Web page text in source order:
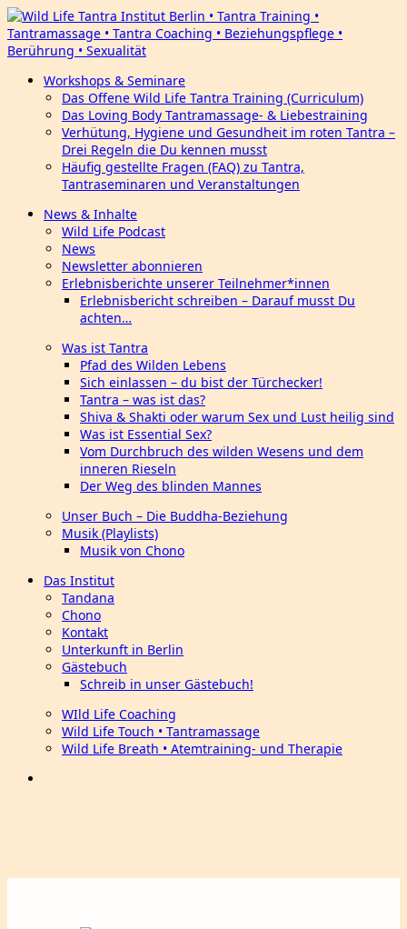
Workshops & Seminare
Das Offene Wild Life Tantra Training (Curriculum)
Das Loving Body Tantramassage- & Liebestraining
Verhütung, Hygiene und Gesundheit im roten Tantra –
Drei Regeln die Du kennen musst
Häufig gestellte Fragen (FAQ) zu Tantra,
Tantraseminaren und Veranstaltungen
News & Inhalte
Wild Life Podcast
News
Newsletter abonnieren
Erlebnisberichte unserer Teilnehmer*innen
Erlebnisbericht schreiben – Darauf musst Du
achten…
Was ist Tantra
Pfad des Wilden Lebens
Sich einlassen – du bist der Türchecker!
Tantra – was ist das?
Shiva & Shakti oder warum Sex und Lust heilig sind
Was ist Essential Sex?
Vom Durchbruch des wilden Wesens und dem
inneren Rieseln
Der Weg des blinden Mannes
Unser Buch – Die Buddha-Beziehung
Musik (Playlists)
Musik von Chono
Das Institut
Tandana
Chono
Kontakt
Unterkunft in Berlin
Gästebuch
Schreib in unser Gästebuch!
WIld Life Coaching
Wild Life Touch • Tantramassage
Wild Life Breath • Atemtraining- und Therapie